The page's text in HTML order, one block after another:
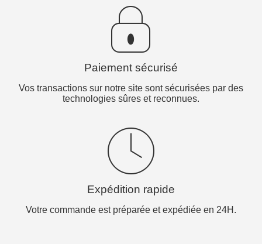
Paiement sécurisé
Vos transactions sur notre site sont sécurisées par des
technologies sûres et reconnues.
Expédition rapide
Votre commande est préparée et expédiée en 24H.